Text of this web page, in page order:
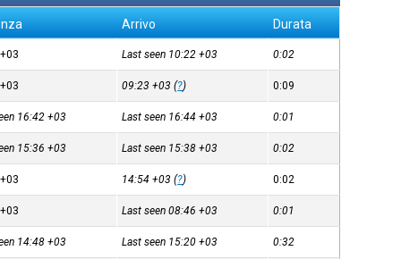
Arrivo Durata
+03 Last seen 10:22+03 0:02
+03 09:23+03 (?) 0:09
16:42+03 Last seen 16:44+03 0:01
15:36+03 Last seen 15:38+03 0:02
+03 14:54+03 (?) 0:02
+03 Last seen 08:46+03 0:01
14:48+03 Last seen 15:20+03 0:32